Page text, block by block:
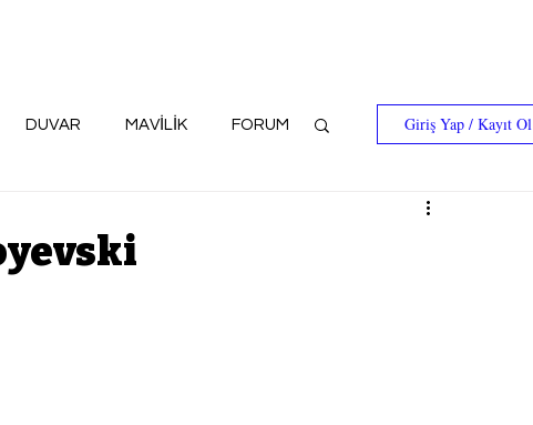
DUVAR MAVİLİK FORUM Giriş Yap / Kayıt Ol